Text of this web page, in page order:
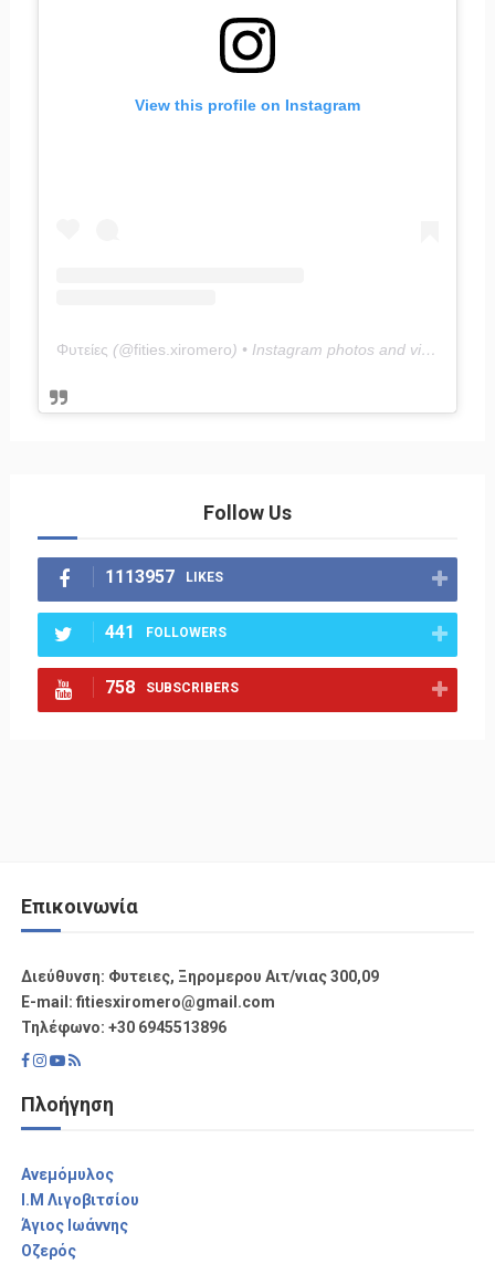
View this profile on Instagram
Φυτείες (@fities.xiromero) • Instagram photos and videos
Follow Us
1113957 LIKES
441 FOLLOWERS
758 SUBSCRIBERS
Επικοινωνία
Διεύθυνση: Φυτειες, Ξηρομερου Αιτ/νιας 300,09
Ε-mail: fitiesxiromero@gmail.com
Τηλέφωνο: +30 6945513896
Πλοήγηση
Aνεμόμυλος
I.M Λιγοβιτσίου
Άγιος Ιωάννης
Οζερός